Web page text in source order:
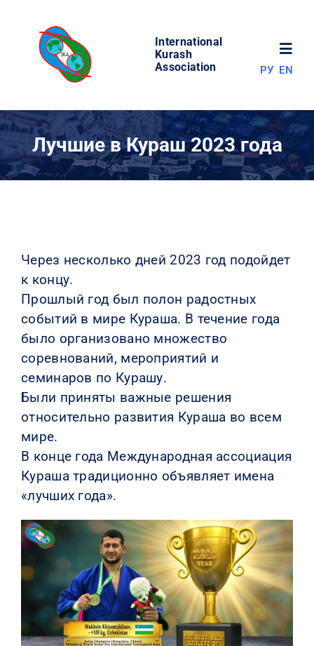
content
International
Kurash
Association
МИР КУРАША
КОНТАКТЫ
РУ EN
Лучшие в Кураш 2023 года
Через несколько дней 2023 год подойдет
к концу.
Прошлый год был полон радостных
событий в мире Кураша. В течение года
было организовано множество
соревнований, мероприятий и
семинаров по Курашу.
Были приняты важные решения
относительно развития Кураша во всем
мире.
В конце года Международная ассоциация
Кураша традиционно объявляет имена
«лучших года».